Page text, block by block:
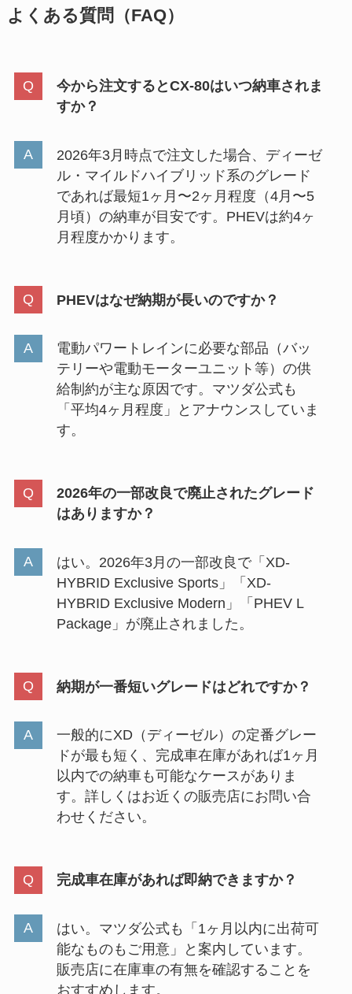
よくある質問（FAQ）
今から注文するとCX-80はいつ納車されま
すか？
2026年3月時点で注文した場合、ディーゼ
ル・マイルドハイブリッド系のグレード
であれば最短1ヶ月〜2ヶ月程度（4月〜5
月頃）の納車が目安です。PHEVは約4ヶ
月程度かかります。
PHEVはなぜ納期が長いのですか？
電動パワートレインに必要な部品（バッ
テリーや電動モーターユニット等）の供
給制約が主な原因です。マツダ公式も
「平均4ヶ月程度」とアナウンスしていま
す。
2026年の一部改良で廃止されたグレード
はありますか？
はい。2026年3月の一部改良で「XD-
HYBRID Exclusive Sports」「XD-
HYBRID Exclusive Modern」「PHEV L
Package」が廃止されました。
納期が一番短いグレードはどれですか？
一般的にXD（ディーゼル）の定番グレー
ドが最も短く、完成車在庫があれば1ヶ月
以内での納車も可能なケースがありま
す。詳しくはお近くの販売店にお問い合
わせください。
完成車在庫があれば即納できますか？
はい。マツダ公式も「1ヶ月以内に出荷可
能なものもご用意」と案内しています。
販売店に在庫車の有無を確認することを
おすすめします。